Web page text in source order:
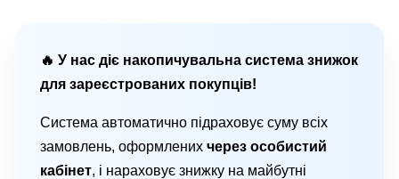
🔥 У нас діє накопичувальна система знижок
для зареєстрованих покупців!
Система автоматично підраховує суму всіх
замовлень, оформлених через особистий
кабінет, і нараховує знижку на майбутні